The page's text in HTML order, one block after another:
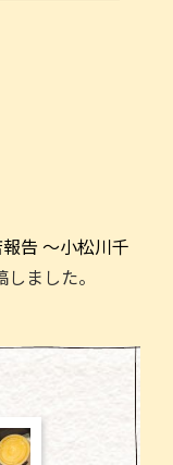
告 ～小松川千
ました。